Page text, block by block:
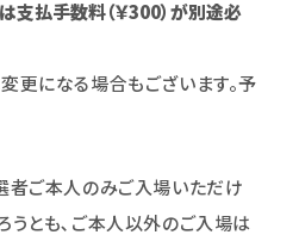
支払手数料（￥300）が別途必
更になる場合もございます。予
ご本人のみご入場いただけ
うとも､ご本人以外のご入場は